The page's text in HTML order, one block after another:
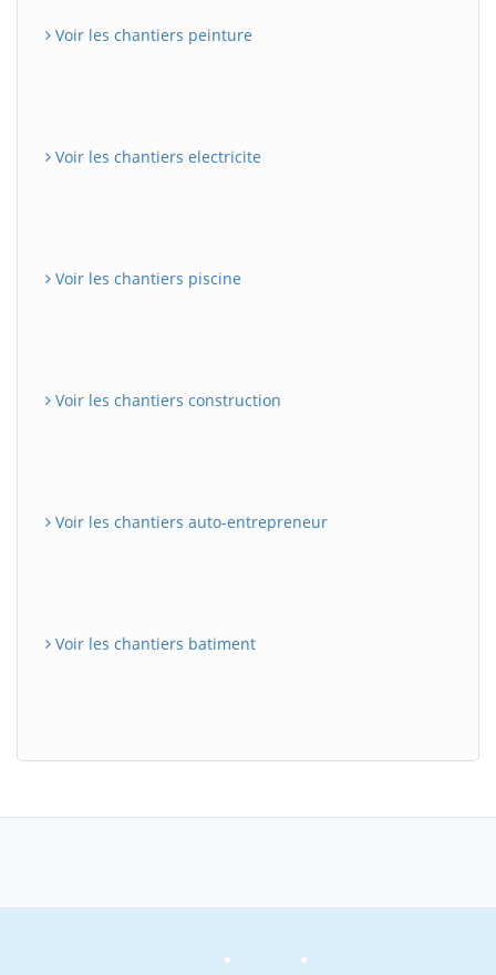
Voir les chantiers peinture
Voir les chantiers electricite
Voir les chantiers piscine
Voir les chantiers construction
Voir les chantiers auto-entrepreneur
Voir les chantiers batiment